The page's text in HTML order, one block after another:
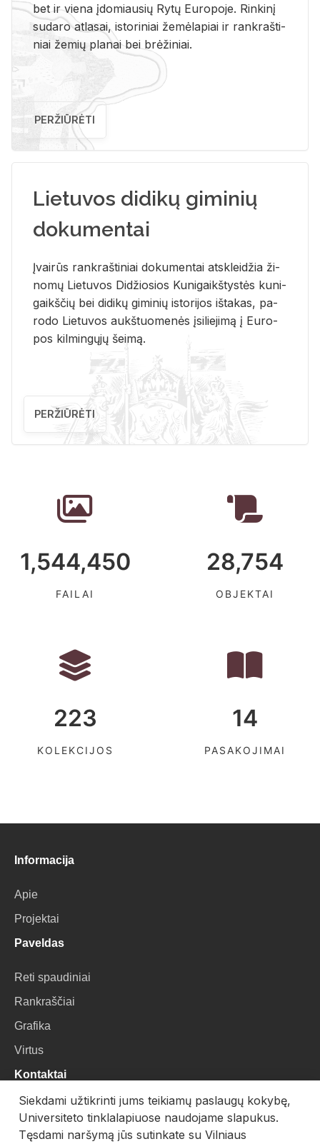
bet ir vie­na įdo­miau­sių Rytų Eu­ro­po­je. Rin­ki­nį
su­da­ro at­la­sai, is­to­ri­niai že­mė­la­piai ir rank­raš­ti­
niai že­mių pla­nai bei brė­ži­niai.
PERŽIŪRĖTI
Lietuvos didikų giminių
dokumentai
Įvai­rūs rank­raš­ti­niai do­ku­men­tai at­sklei­džia ži­
no­mų Lie­tu­vos Di­džio­sios Ku­ni­gaikš­tys­tės ku­ni­
gaikš­čių bei di­di­kų gi­mi­nių is­to­ri­jos iš­ta­kas, pa­
ro­do Lie­tu­vos aukš­tuo­me­nės įsi­lie­ji­mą į Eu­ro­
pos kil­min­gų­jų šei­mą.
PERŽIŪRĖTI
1,544,450
FAILAI
28,754
OBJEKTAI
223
KOLEKCIJOS
14
PASAKOJIMAI
Informacija
Apie
Projektai
Paveldas
Reti spaudiniai
Rankraščiai
Grafika
Virtus
Kontaktai
VU Biblioteka
Universiteto g. 3, LT-01122, Vilnius
Siekdami užtikrinti jums teikiamų paslaugų kokybę,
Universiteto tinklalapiuose naudojame slapukus.
Tęsdami naršymą jūs sutinkate su Vilniaus